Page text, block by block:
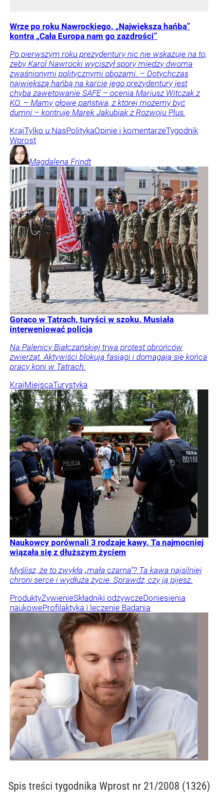
Wrze po roku Nawrockiego. „Największa hańba”
kontra „Cała Europa nam go zazdrości”
Po pierwszym roku prezydentury nic nie wskazuje na to,
żeby Karol Nawrocki wyciszył spory między dwoma
zwaśnionymi politycznymi obozami. – Dotychczas
największą hańbą na karcie jego prezydentury jest
chyba zawetowanie SAFE – ocenia Mariusz Witczak z
KO. – Mamy głowę państwa, z której możemy być
dumni – kontruje Marek Jakubiak z Rozwoju Plus.
KrajTylko u NasPolitykaOpinie i komentarzeTygodnik
Wprost
Magdalena Frindt
Gorąco w Tatrach, turyści w szoku. Musiała
interweniować policja
Na Palenicy Białczańskiej trwa protest obrońców
zwierząt. Aktywiści blokują fasiągi i domagają się końca
pracy koni w Tatrach.
KrajMiejscaTurystyka
Naukowcy porównali 3 rodzaje kawy. Ta najmocniej
wiązała się z dłuższym życiem
Myślisz, że to zwykła „mała czarna”? Ta kawa najsilniej
chroni serce i wydłuża życie. Sprawdź, czy ją pijesz.
ProduktyŻywienieSkładniki odżywczeDoniesienia
naukoweProfilaktyka i leczenie Badania
Spis treści tygodnika Wprost nr 21/2008 (1326)